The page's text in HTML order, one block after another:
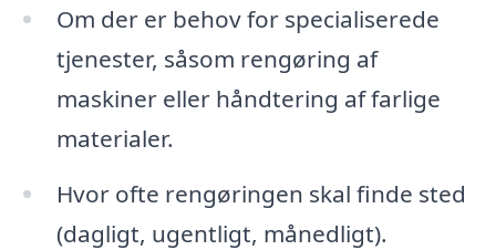
Om der er behov for specialiserede
tjenester, såsom rengøring af
maskiner eller håndtering af farlige
materialer.
Hvor ofte rengøringen skal finde sted
(dagligt, ugentligt, månedligt).